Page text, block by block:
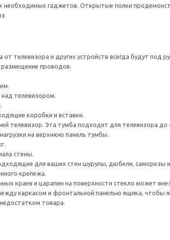
необходимых гаджетов. Открытые полки
телевизора и других устройств всегда будут под
размещение проводов.
телевизором.
коробки и вставки.
телевизор. Эта тумба подходит для телевизора
на верхнюю панель тумбы.
стены.
для ваших стен шурупы, дюбели, саморезы и
крепежа.
краев и царапин на поверхности стекло может
каркасом и фронтальной панелью ящика, чтобы
товара.